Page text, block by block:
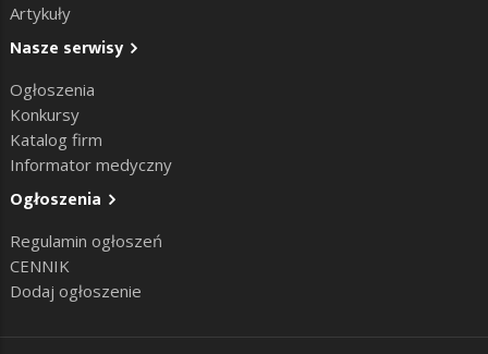
Artykuły
Nasze serwisy
Ogłoszenia
Konkursy
Katalog firm
Informator medyczny
Ogłoszenia
Regulamin ogłoszeń
CENNIK
Dodaj ogłoszenie